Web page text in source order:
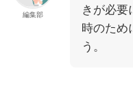
編集部
きが必要
時のため
う。